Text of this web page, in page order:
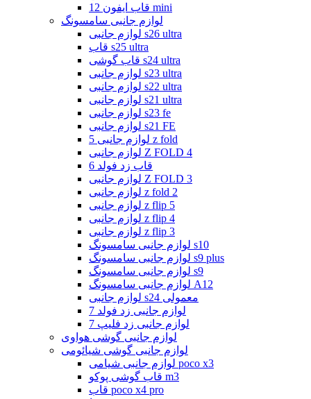
قاب ایفون 12 mini
لوازم جانبی سامسونگ
لوازم جانبی s26 ultra
قاب s25 ultra
قاب گوشی s24 ultra
لوازم جانبی s23 ultra
لوازم جانبی s22 ultra
لوازم جانبی s21 ultra
لوازم جانبی s23 fe
لوازم جانبی s21 FE
لوازم جانبی 5 z fold
لوازم جانبی Z FOLD 4
قاب زد فولد 6
لوازم جانبی Z FOLD 3
لوازم جانبی z fold 2
لوازم جانبی z flip 5
لوازم جانبی z flip 4
لوازم جانبی z flip 3
لوازم جانبی سامسونگ s10
لوازم جانبی سامسونگ s9 plus
لوازم جانبی سامسونگ s9
لوازم جانبی سامسونگ A12
لوازم جانبی s24 معمولی
لوازم جانبی زد فولد 7
لوازم جانبی زد فلیپ 7
لوازم جانبی گوشی هواوی
لوازم جانبی گوشی شیائومی
لوازم جانبی شیامی poco x3
قاب گوشی پوکو m3
قاب poco x4 pro